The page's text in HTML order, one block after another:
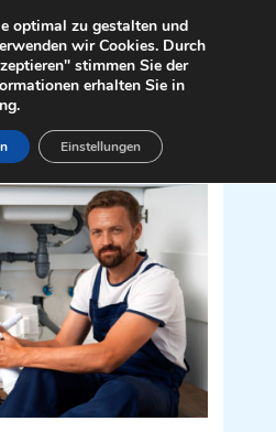
für Andorf 4770
optimal zu gestalten und
wir Cookies. Durch
stimmen Sie der
erhalten Sie in
Einstellungen